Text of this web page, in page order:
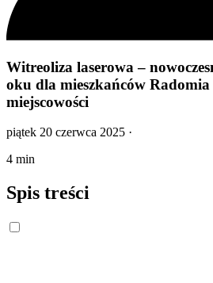
Witreoliza laserowa –
oku dla mieszkańców
miejscowości
piątek 20 czerwca 2025 ·
4 min
Spis treści